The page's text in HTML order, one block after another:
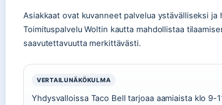
Asiakkaat ovat kuvanneet palvelua ystävälliseksi
Toimituspalvelu Woltin kautta mahdollistaa
saavutettavuutta merkittävästi.
VERTAILUNÄKÖKULMA
Yhdysvalloissa Taco Bell tarjoaa aamiaista klo 9-